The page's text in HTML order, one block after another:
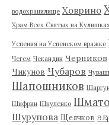
водохранилище Ховрино
Храм Всех Святых на
Успения на Успенском вражке
Чегем Чекандин Черников
Чикунов Чубаров
Шапошников
Шифрин Шкуленко
Шурупова Щелчков